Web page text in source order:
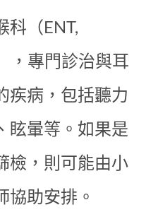
科（ENT,
，專門診治與耳
疾病，包括聽力
眩暈等。如果是
檢，則可能由小
協助安排。